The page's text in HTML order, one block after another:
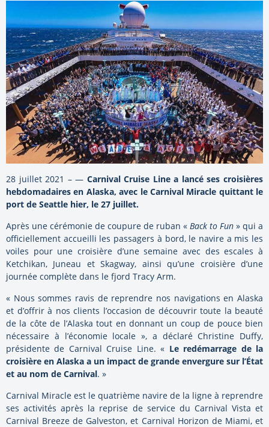
28 juillet 2021 – — Carnival Cruise Line a lancé ses croisières
hebdomadaires en Alaska, avec le Carnival Miracle quittant le
port de Seattle hier, le 27 juillet.
Après une cérémonie de coupure de ruban « Back to Fun » qui a
officiellement accueilli les passagers à bord, le navire a mis les
voiles pour une croisière d’une semaine avec des escales à
Ketchikan, Juneau et Skagway, ainsi qu’une croisière d’une
journée complète dans le fjord Tracy Arm.
« Nous sommes ravis de reprendre nos navigations en Alaska
et d’offrir à nos clients l’occasion de découvrir toute la beauté
de la côte de l’Alaska tout en donnant un coup de pouce bien
nécessaire à l’économie locale », a déclaré Christine Duffy,
présidente de Carnival Cruise Line. « Le redémarrage de la
croisière en Alaska a un impact de grande envergure sur l’État
et au nom de Carnival. »
Carnival Miracle est le quatrième navire de la ligne à reprendre
ses activités après la reprise de service du Carnival Vista et
Carnival Breeze de Galveston, et Carnival Horizon de Miami, et